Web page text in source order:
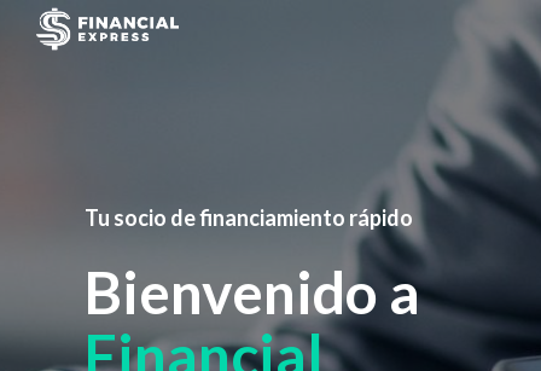
Tu socio de financiamiento rápido
Bienvenido a
Financial